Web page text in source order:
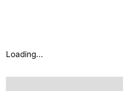
Loading...